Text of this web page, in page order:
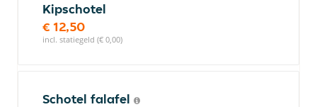
Kipschotel
€ 12,50
incl. statiegeld (€ 0,00)
Schotel falafel